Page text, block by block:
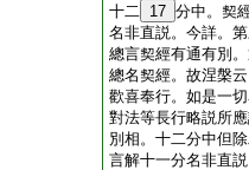
十二 17 分中。契
名非直説。今詳。
總言契經有通有別
總名契經。故涅槃
歡喜奉行。如是一
對法等長行略説所
別相。十二分中但
言解十一分名非直